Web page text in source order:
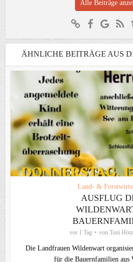
Alle Beiträge
ÄHNLICHE BEITRÄGE AUS
Land- &
AUSFLUG
vor 1 Tag von Toni
Die Landfrauen Wildenwart
für die Bauernfamilien aus